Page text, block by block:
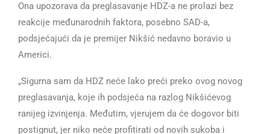
Ona upozorava da preglasavanje HDZ-a ne prolazi bez
reakcije međunarodnih faktora, posebno SAD-a,
podsjećajući da je premijer Nikšić nedavno boravio u
Americi.
„Sigurna sam da HDZ neće lako preći preko ovog novog
preglasavanja, koje ih podsjeća na razlog Nikšićevog
ranijeg izvinjenja. Međutim, vjerujem da će dogovor biti
postignut, jer niko neće profitirati od novih sukoba i